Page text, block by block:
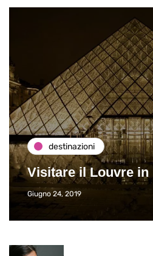
destinazioni
Visitare il Louvre in
Giugno 24, 2019